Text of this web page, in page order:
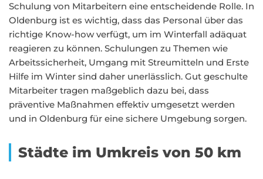
Schulung von Mitarbeitern eine entscheidende Rolle. In
Oldenburg ist es wichtig, dass das Personal über das
richtige Know-how verfügt, um im Winterfall adäquat
reagieren zu können. Schulungen zu Themen wie
Arbeitssicherheit, Umgang mit Streumitteln und Erste
Hilfe im Winter sind daher unerlässlich. Gut geschulte
Mitarbeiter tragen maßgeblich dazu bei, dass
präventive Maßnahmen effektiv umgesetzt werden
und in Oldenburg für eine sichere Umgebung sorgen.
Städte im Umkreis von 50 km